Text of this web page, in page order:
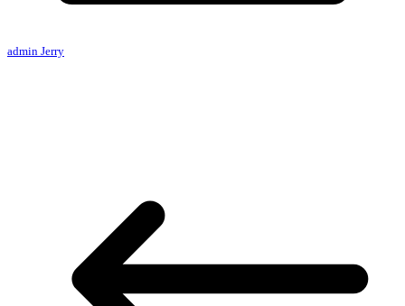
admin Jerry